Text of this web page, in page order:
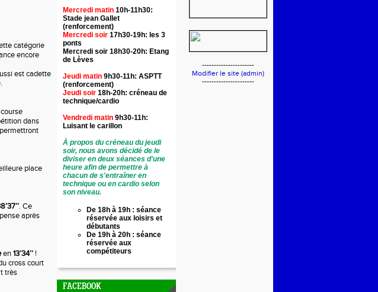
catégorie
encore
est cadette
dans
place
. Ce
après
en13’34’’!
cross court
très
Mercredi matin 10h-11h30:
Stade jean Gallet
(renforcement)
Mercredi soir 17h30-19h: les 3
ponts
Mercredi soir 18h30-20h: Etang
de Lèves
Jeudi matin 9h30-11h: ASPTT
(renforcement)
Jeudi soir 18h-20h: créneau de
technique/cardio
Vendredi matin 9h30-11h:
Luisant le carillon
À propos du créneau du jeudi
soir, nous avons décidé de le
diviser en deux séances d'une
heure afin de permettre à
chacun de s'entraîner en
technique ou en cardio selon
son niveau.
De 18h à 19h : séance
réservée aux loisirs et
débutants
De 19h à 20h : séance
réservée aux
compétiteurs
FACEBOOK
----------------------
Modifier le site (admin)
----------------------